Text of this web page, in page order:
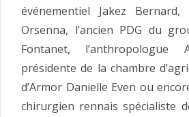
événementiel Jakez Bernard,
Orsenna, l’ancien PDG du
Fontanet, l’anthropologue
présidente de la chambre
d’Armor Danielle Even ou
chirurgien rennais spécialiste